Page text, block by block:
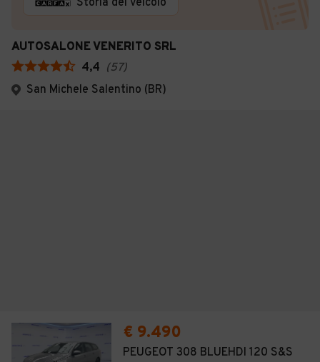
Storia del veicolo
AUTOSALONE VENERITO SRL
4,4 (57)
San Michele Salentino (BR)
€ 9.490
PEUGEOT 308 BLUEHDI 120 S&S